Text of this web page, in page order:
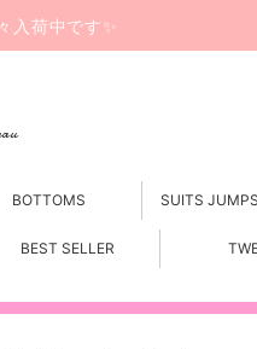
入荷中です✨
BOTTOMS SUITS
BEST SELLER